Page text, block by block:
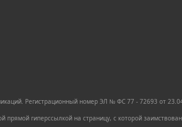
Регистрационный номер ЭЛ № ФС 77 - 72693 от
гиперссылкой на страницу, с которой